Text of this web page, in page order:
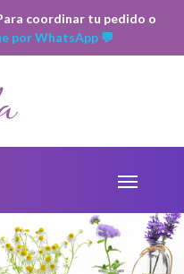
coordinar tu pedido o
por WhatsApp 💬